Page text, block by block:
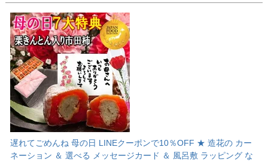
遅れてごめんね 母の日 LINEクーポンで10％OFF ★ 造花の カー
ネーション ＆ 選べる メッセージカード ＆ 風呂敷 ラッピング な